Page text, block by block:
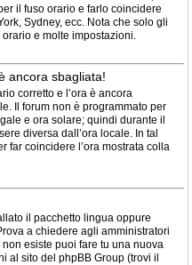
il fuso orario e farlo coincidere
Sydney, ecc. Nota che solo gli
e molte impostazioni.
ancora sbagliata!
corretto e l’ora è ancora
Il forum non è programmato per
e ora solare; quindi durante il
diversa dall’ora locale. In tal
far coincidere l’ora mostrata colla
il pacchetto lingua oppure
a chiedere agli amministratori
esiste puoi fare tu una nuova
al sito del phpBB Group (trovi il